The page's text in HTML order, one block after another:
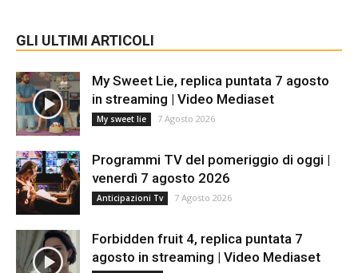
GLI ULTIMI ARTICOLI
My Sweet Lie, replica puntata 7 agosto
in streaming | Video Mediaset
My sweet lie 7 Agosto 2026
Programmi TV del pomeriggio di oggi |
venerdì 7 agosto 2026
Anticipazioni Tv 7 Agosto 2026
Forbidden fruit 4, replica puntata 7
agosto in streaming | Video Mediaset